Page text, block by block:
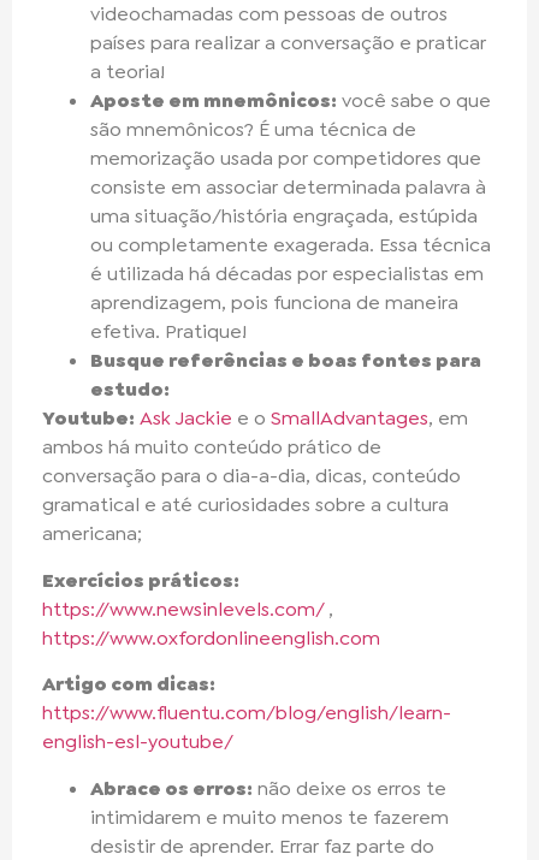
videochamadas com pessoas de outros
países para realizar a conversação e praticar
a teoria!
Aposte em mnemônicos: você sabe o que
são mnemônicos? É uma técnica de
memorização usada por competidores que
consiste em associar determinada palavra à
uma situação/história engraçada, estúpida
ou completamente exagerada. Essa técnica
é utilizada há décadas por especialistas em
aprendizagem, pois funciona de maneira
efetiva. Pratique!
Busque referências e boas fontes para
estudo:
Youtube: Ask Jackie e o SmallAdvantages, em
ambos há muito conteúdo prático de
conversação para o dia-a-dia, dicas, conteúdo
gramatical e até curiosidades sobre a cultura
americana;
Exercícios práticos:
https://www.newsinlevels.com/,
https://www.oxfordonlineenglish.com
Artigo com dicas:
https://www.fluentu.com/blog/english/learn-
english-esl-youtube/
Abrace os erros: não deixe os erros te
intimidarem e muito menos te fazerem
desistir de aprender. Errar faz parte do